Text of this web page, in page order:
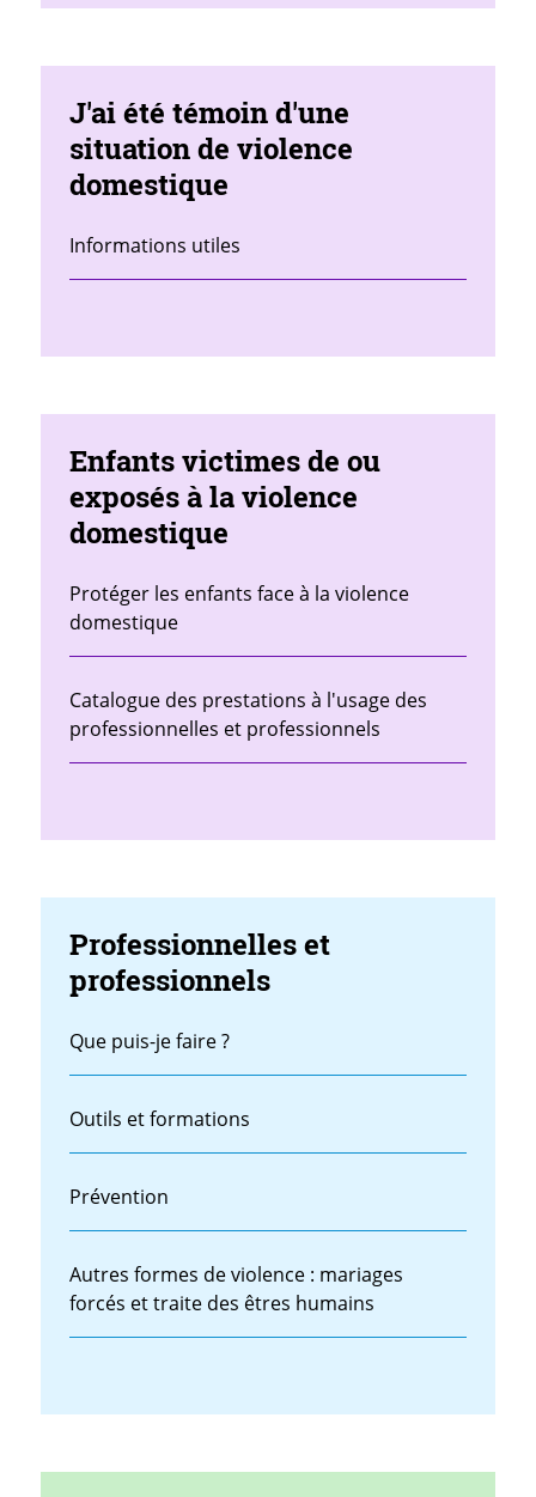
J'ai été témoin d'une
situation de violence
domestique
Informations utiles
Enfants victimes de ou
exposés à la violence
domestique
Protéger les enfants face à la violence
domestique
Catalogue des prestations à l'usage des
professionnelles et professionnels
Professionnelles et
professionnels
Que puis-je faire ?
Outils et formations
Prévention
Autres formes de violence : mariages
forcés et traite des êtres humains